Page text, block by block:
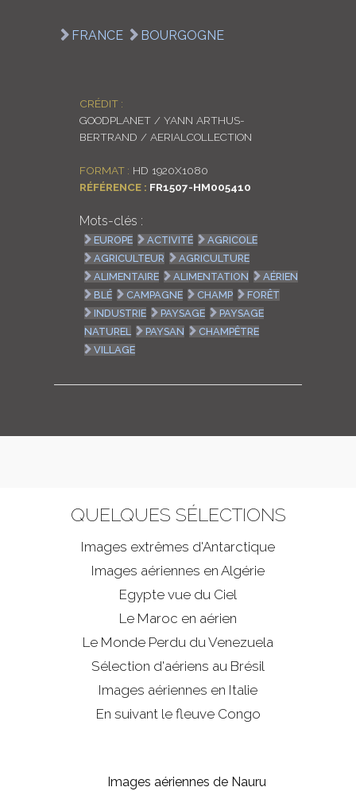
FRANCE BOURGOGNE
CRÉDIT :
GOODPLANET / YANN ARTHUS-
BERTRAND / AERIALCOLLECTION
FORMAT : HD 1920X1080
RÉFÉRENCE : FR1507-HM005410
Mots-clés :
EUROPE ACTIVITÉ
AGRICOLE
AGRICULTEUR
AGRICULTURE
ALIMENTAIRE
ALIMENTATION
AÉRIEN
BLÉ
CAMPAGNE CHAMP
FORÊT
INDUSTRIE
PAYSAGE
PAYSAGE
NATUREL
PAYSAN
CHAMPÊTRE
VILLAGE
QUELQUES SÉLECTIONS
Images extrêmes d'Antarctique
Images aériennes en Algérie
Egypte vue du Ciel
Le Maroc en aérien
Le Monde Perdu du Venezuela
Sélection d'aériens au Brésil
Images aériennes en Italie
En suivant le fleuve Congo
Images aériennes de Nauru